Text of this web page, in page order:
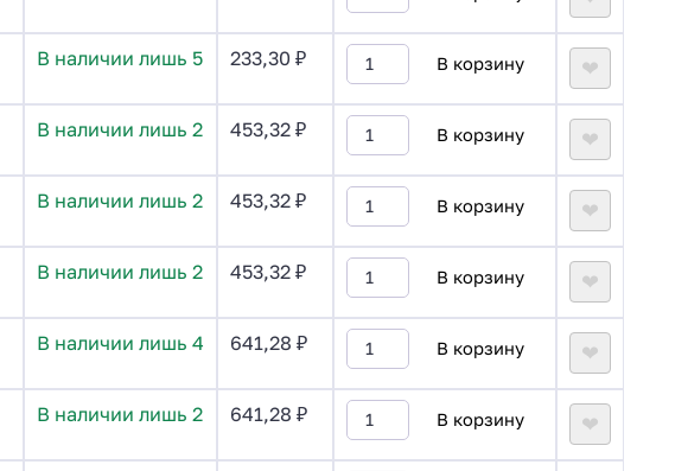
В наличии лишь 5 233,30 ₽ В корзину ❤
В наличии лишь 2 453,32 ₽ В корзину ❤
В наличии лишь 2 453,32 ₽ В корзину ❤
В наличии лишь 2 453,32 ₽ В корзину ❤
В наличии лишь 4 641,28 ₽ В корзину ❤
В наличии лишь 2 641,28 ₽ В корзину ❤